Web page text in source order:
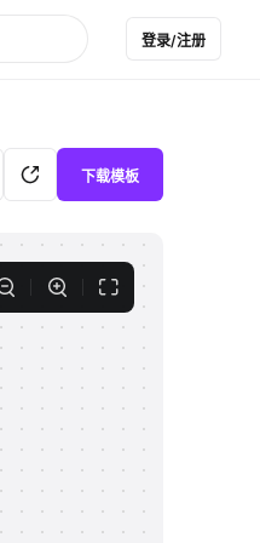
登录/注册
下载模板